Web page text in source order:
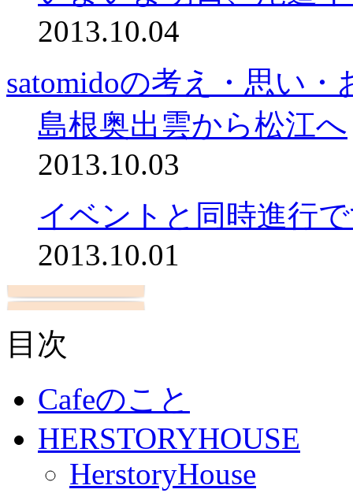
2013.10.04
satomidoの考え・思い・
島根奥出雲から松江へ
2013.10.03
イベントと同時進行
2013.10.01
目次
Cafeのこと
HERSTORYHOUSE
HerstoryHouse